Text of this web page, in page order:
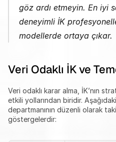
göz ardı etmeyin. En iyi
deneyimli İK
modellerde ortaya çıkar.
Veri Odaklı İK ve
Veri odaklı karar alma, İK’nın
etkili yollarından biridir.
departmanının düzenli olarak
göstergelerdir: